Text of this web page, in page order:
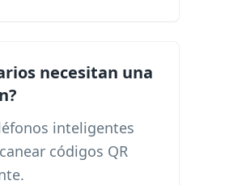
necesitan una
inteligentes
códigos QR